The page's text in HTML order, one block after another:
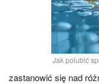
Jak polubić
zastanowić się nad